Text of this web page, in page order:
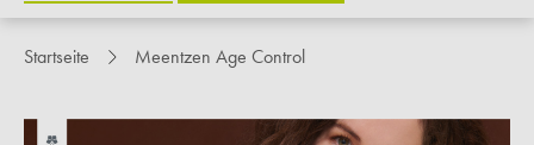
Startseite Meentzen Age Control